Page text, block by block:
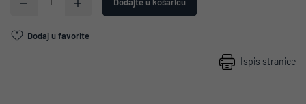
Dodaj u favorite
Ispis stranice